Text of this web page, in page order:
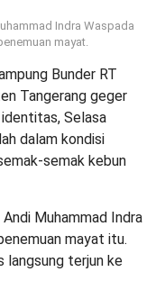
Indra Waspada
mayat.
Bunder RT
Tangerang geger
Selasa
dalam kondisi
semak kebun
Muhammad Indra
mayat itu.
langsung terjun ke